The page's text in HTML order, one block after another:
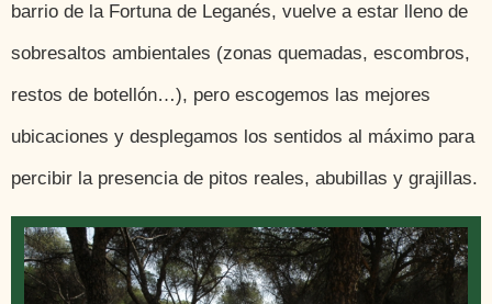
barrio de la Fortuna de Leganés, vuelve a estar lleno de
sobresaltos ambientales (zonas quemadas, escombros,
restos de botellón…), pero escogemos las mejores
ubicaciones y desplegamos los sentidos al máximo para
percibir la presencia de pitos reales, abubillas y grajillas.